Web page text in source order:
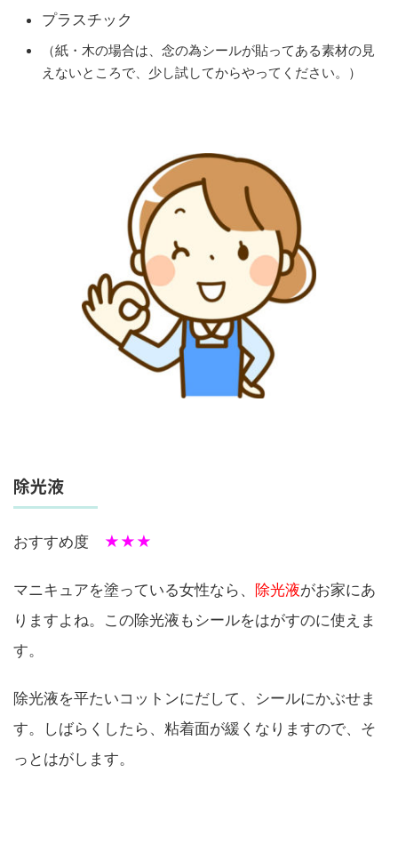
プラスチック
（紙・木の場合は、念の為シールが貼ってある素材の見
えないところで、少し試してからやってください。）
除光液
おすすめ度 ★★★
マニキュアを塗っている女性なら、 除光液がお家にあ
りますよね。この除光液もシールをはがすのに使えま
す。
除光液を平たいコットンにだして、シールにかぶせま
す。しばらくしたら、粘着面が緩くなりますので、そ
っとはがします。